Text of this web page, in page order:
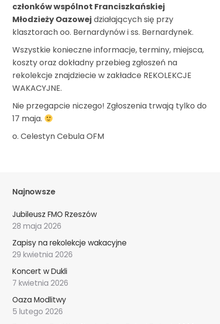
członków wspólnot Franciszkańskiej
Młodzieży Oazowej działających się przy
klasztorach oo. Bernardynów i ss. Bernardynek.
Wszystkie konieczne informacje, terminy, miejsca,
koszty oraz dokładny przebieg zgłoszeń na
rekolekcje znajdziecie w zakładce REKOLEKCJE
WAKACYJNE.
Nie przegapcie niczego! Zgłoszenia trwają tylko do
17 maja.
o. Celestyn Cebula OFM
Najnowsze
Jubileusz FMO Rzeszów
28 maja 2026
Zapisy na rekolekcje wakacyjne
29 kwietnia 2026
Koncert w Dukli
7 kwietnia 2026
Oaza Modlitwy
5 lutego 2026